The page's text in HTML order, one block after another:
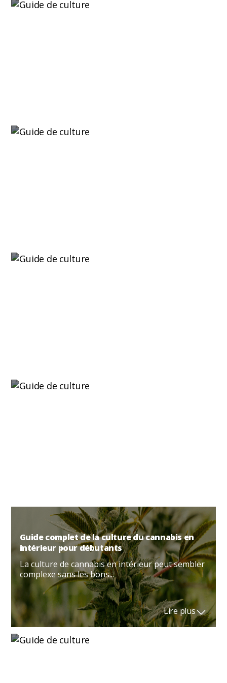
Guide complet de la culture du cannabis en
intérieur pour débutants
La culture de cannabis en intérieur peut sembler
complexe sans les bons...
Lire plus